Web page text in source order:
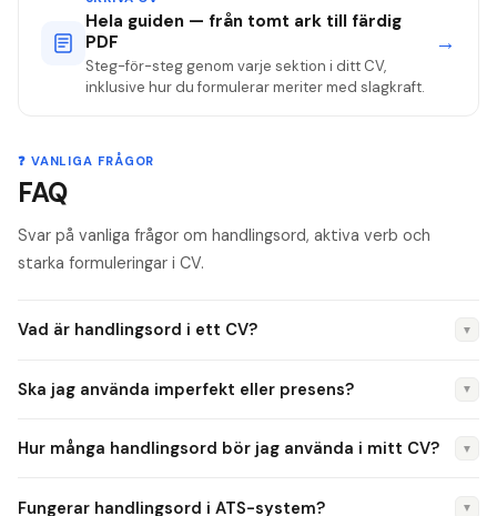
Hela guiden — från tomt ark till färdig
PDF
Steg-för-steg genom varje sektion i ditt CV,
inklusive hur du formulerar meriter med slagkraft.
→
❓ VANLIGA FRÅGOR
FAQ
Svar på vanliga frågor om handlingsord, aktiva verb och
starka formuleringar i CV.
Vad är handlingsord i ett CV? ▼
faktiskt gjorde i en roll — till exempel "ledde", "ökade",
uttryck som "ansvarade för" och "jobbade med", och gör dina
Ska jag använda imperfekt eller presens? ▼
"Ökade", "Implementerade". Använd presens för din
Hur många handlingsord bör jag använda i mitt CV? ▼
Fungerar handlingsord i ATS-system? ▼